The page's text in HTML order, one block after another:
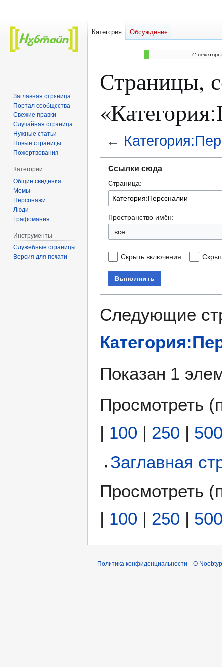
C
Страницы,
←
навигации
поиску
Ссылки сюда
Страница:
Пространство имён:
все
Скрыть включения
Выполнить
Следующие
Показан 1
Просмотреть (
| 100 | 250 | 500
Заглавная
Просмотреть (
| 100 | 250 | 500
Категория Обсуждение
Заглавная страница
Портал сообщества
Свежие правки
Случайная страница
Нужные статьи
Новые страницы
Пожертвования
Категории
Общие сведения
Мемы
Персонажи
Люди
Графомания
Инструменты
Служебные страницы
Версия для печати
Политика конфиденциальности О